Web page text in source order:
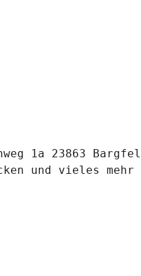
1a 23863
und vieles mehr